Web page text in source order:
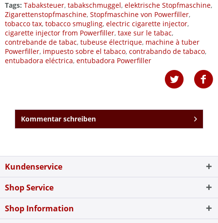
Tags: Tabaksteuer, tabakschmuggel, elektrische Stopfmaschine,
Zigarettenstopfmaschine, Stopfmaschine von Powerfiller,
tobacco tax, tobacco smugling, electric cigarette injector,
cigarette injector from Powerfiller, taxe sur le tabac,
contrebande de tabac, tubeuse électrique, machine à tuber
Powerfiller, impuesto sobre el tabaco, contrabando de tabaco,
entubadora eléctrica, entubadora Powerfiller
Kommentar schreiben
Kundenservice
Shop Service
Shop Information